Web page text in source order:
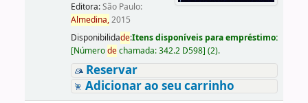
Editora:São Paulo:
Almedina,2015
Disponibilidade:Itens disponíveis para empréstimo:
[Númerodechamada:342.2 D598] (2).
Reservar
Adicionar ao seu carrinho